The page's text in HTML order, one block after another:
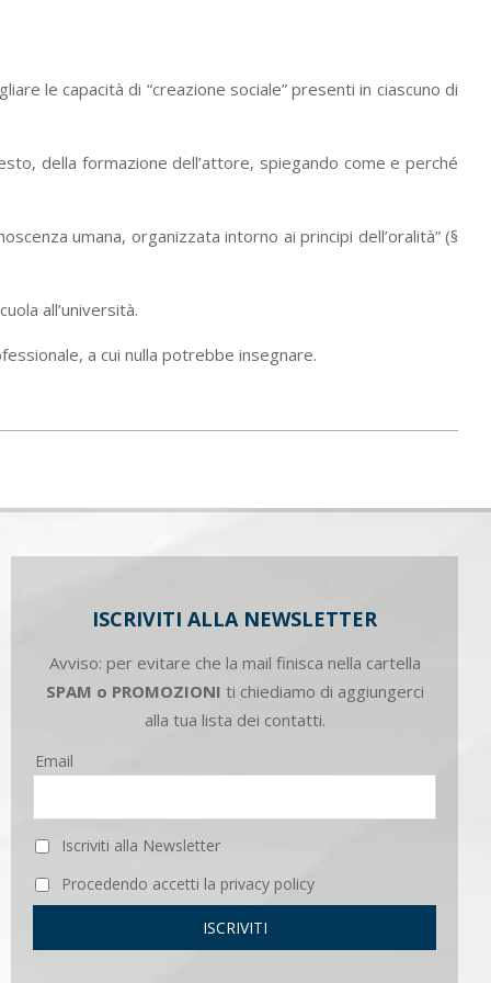
le capacità di “creazione sociale” presenti in ciascuno di
della formazione dell’attore, spiegando come e perché
umana, organizzata intorno ai principi dell’oralità” (§
all’università.
a cui nulla potrebbe insegnare.
ISCRIVITI ALLA NEWSLETTER
Avviso: per evitare che la mail finisca nella cartella
SPAM o PROMOZIONI ti chiediamo di aggiungerci
alla tua lista dei contatti.
Email
Iscriviti alla Newsletter
Procedendo accetti la privacy policy